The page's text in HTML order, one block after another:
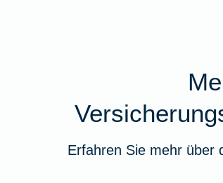
Erfahren Sie mehr über